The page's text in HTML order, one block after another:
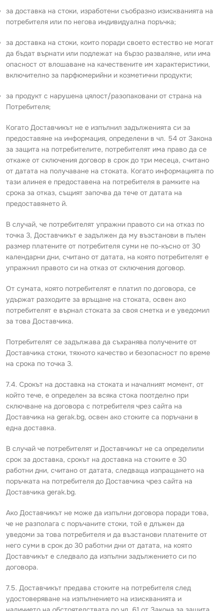
за доставка на стоки, изработени съобразно изискванията на
потребителя или по негова индивидуална поръчка;
за доставка на стоки, които поради своето естество не могат
да бъдат върнати или подлежат на бързо разваляне, или има
опасност от влошаване на качествените им характеристики,
включително за парфюмерийни и козметични продукти;
за продукт с нарушена цялост/разопаковани от страна на
Потребителя;
Когато Доставчикът не е изпълнил задълженията си за
предоставяне на информация, определени в чл. 54 от Закона
за защита на потребителите, потребителят има право да се
откаже от сключения договор в срок до три месеца, считано
от датата на получаване на стоката. Когато информацията по
тази алинея е предоставена на потребителя в рамките на
срока за отказ, същият започва да тече от датата на
предоставянето й.
В случай, че потребителят упражни правото си на отказ по
точка 3, Доставчикът е задължен да му възстанови в пълен
размер платените от потребителя суми не по-късно от 30
календарни дни, считано от датата, на която потребителят е
упражнил правото си на отказ от сключения договор.
От сумата, която потребителят е платил по договора, се
удържат разходите за връщане на стоката, освен ако
потребителят е върнал стоката за своя сметка и е уведомил
за това Доставчика.
Потребителят се задължава да съхранява получените от
Доставчика стоки, тяхното качество и безопасност по време
на срока по точка 3.
7.4. Срокът на доставка на стоката и началният момент, от
който тече, е определен за всяка стока поотделно при
сключване на договора с потребителя чрез сайта на
Доставчика на gerak.bg, освен ако стоките са поръчани в
една доставка.
В случай че потребителят и Доставчикът не са определили
срок за доставка, срокът на доставка на стоките е 30
работни дни, считано от датата, следваща изпращането на
поръчката на потребителя до Доставчика чрез сайта на
Доставчика gerak.bg.
Ако Доставчикът не може да изпълни договора поради това,
че не разполага с поръчаните стоки, той е длъжен да
уведоми за това потребителя и да възстанови платените от
него суми в срок до 30 работни дни от датата, на която
Доставчикът е следвало да изпълни задължението си по
договора.
7.5. Доставчикът предава стоките на потребителя след
удостоверяване на изпълнението на изискванията и